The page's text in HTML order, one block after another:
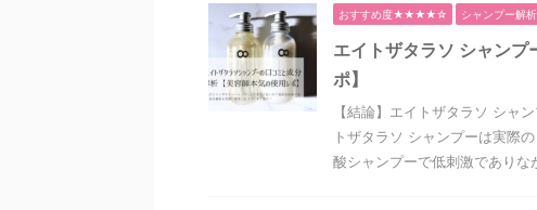
おすすめ度★★★★☆ シャンプー解析
エイトザタラソ シャン
ポ】
【結論】エイトザタラソ シャ
トザタラソ シャンプーは実際
酸シャンプーで低刺激でありな